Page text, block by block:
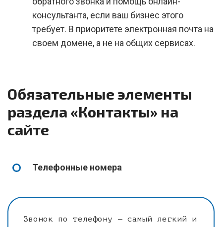
консультанта, если ваш бизнес этого
требует. В приоритете электронная почта на
своем домене, а не на общих сервисах.
Обязательные элементы
раздела «Контакты» на
сайте
Телефонные номера
Звонок по телефону — самый легкий и